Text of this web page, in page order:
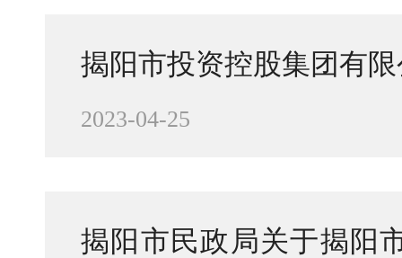
揭阳市投资控股集团有
2023-04-25
揭阳市民政局关于揭阳